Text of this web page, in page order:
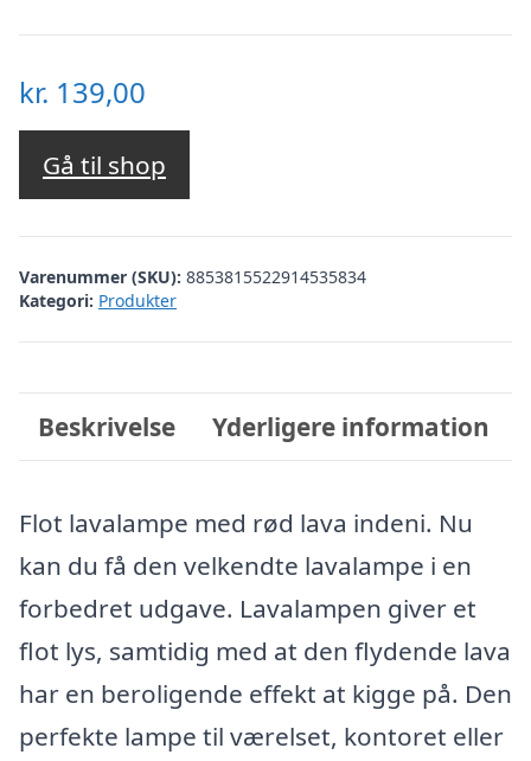
kr. 139,00
Gå til shop
Varenummer (SKU): 8853815522914535834
Kategori: Produkter
Beskrivelse Yderligere information
Flot lavalampe med rød lava indeni. Nu
kan du få den velkendte lavalampe i en
forbedret udgave. Lavalampen giver et
flot lys, samtidig med at den flydende lava
har en beroligende effekt at kigge på. Den
perfekte lampe til værelset, kontoret eller